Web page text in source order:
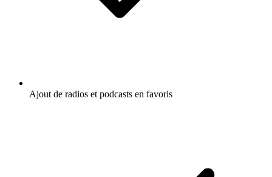
Ajout de radios et podcasts en favoris